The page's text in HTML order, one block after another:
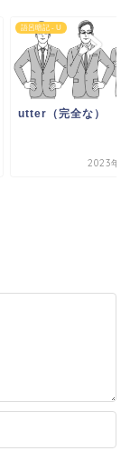
語呂暗記 - U
utter（完全な）
2023年1